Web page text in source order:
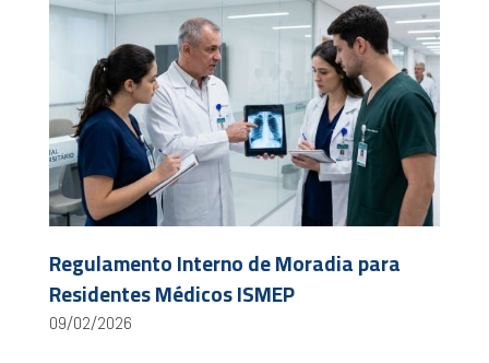
Regulamento Interno de Moradia para
Residentes Médicos ISMEP
09/02/2026